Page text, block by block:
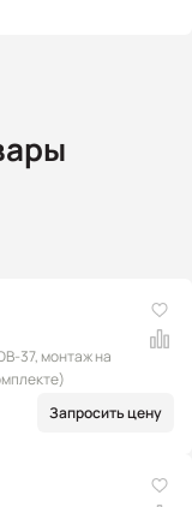
37, монтаж на
Запросить цену